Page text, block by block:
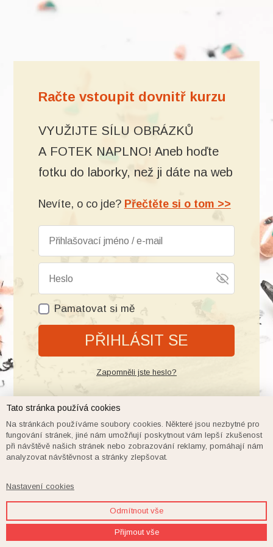
Račte vstoupit dovnitř kurzu
VYUŽIJTE SÍLU OBRÁZKŮ
A FOTEK NAPLNO! Aneb hoďte
fotku do laborky, než ji dáte na web
Nevíte, o co jde? Přečtěte si o tom >>
Pamatovat si mě
PŘIHLÁSIT SE
Zapomněli jste heslo?
Tato stránka používá cookies
Na stránkách používáme soubory cookies. Některé jsou nezbytné pro
fungování stránek, jiné nám umožňují poskytnout vám lepší zkušenost
při návštěvě našich stránek nebo zobrazování reklamy, pomáhají nám
analyzovat návštěvnost a stránky zlepšovat.
Nastavení cookies
Odmítnout vše
Přijmout vše